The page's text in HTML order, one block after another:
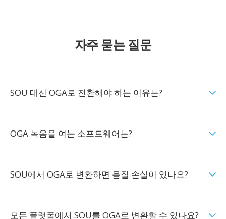
자주 묻는 질문
SOU 대신 OGA로 전환해야 하는 이유는?
OGA 녹음을 여는 소프트웨어는?
SOU에서 OGA로 변환하면 음질 손실이 있나요?
모든 플랫폼에서 SOU를 OGA로 변환할 수 있나요?